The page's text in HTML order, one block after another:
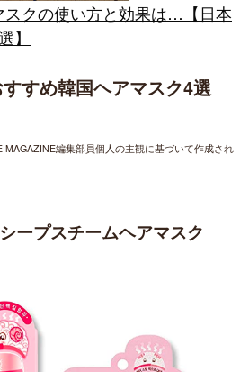
スクの使い方と効果は…【日本
】
すめ韓国ヘアマスク4選
MAGAZINE編集部員個人の主観に基づいて作成され
プスチームヘアマスク